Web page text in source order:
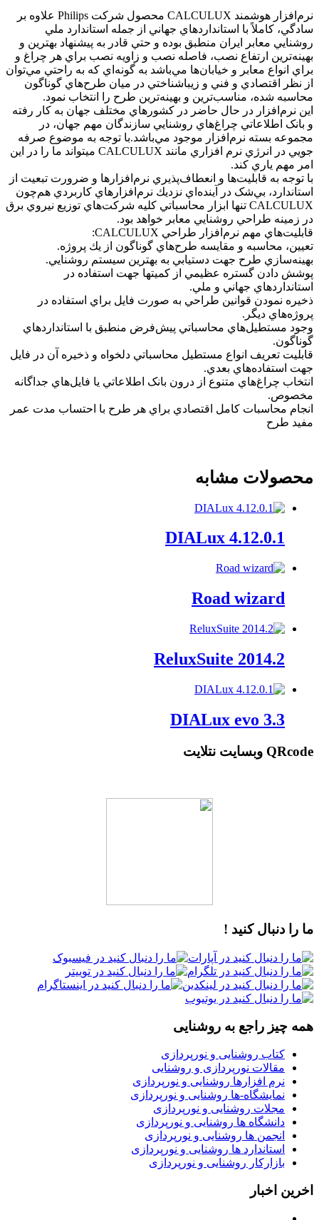
نرم‌افزار هوشمند CALCULUX محصول شرکت Philips علاوه بر
سادگي، کاملاً با استانداردهاي جهاني از جمله استاندارد ملي
روشنايي معابر ايران منطبق بوده و حتي قادر به پيشنهاد بهترين و
بهينه‌ترين ارتفاع نصب، فاصله نصب و زاويه نصب براي هر چراغ و
براي انواع معابر و خيابان‌ها مي‌باشد به گونه‌اي که به راحتي مي‌توان
از نظر اقتصادي و فني و زيباشناختي در ميان طرح‌هاي گوناگون
محاسبه شده، مناسب‌ترين و بهينه‌ترين طرح را انتخاب نمود.
اين نرم‌افزار در حال حاضر در کشورهاي مختلف جهان به کار رفته
و بانک اطلاعاتي چراغ‌هاي روشنايي سازندگان مهم جهان، در
مجموعه بسته نرم‌افزار موجود مي‌باشد.با توجه به موضوع صرفه
جويي در انرژي نرم افزاري مانند CALCULUX ميتواند ما را در اين
امر مهم ياري كند.
با توجه به قابليت‌ها و انعطاف‌پذيري نرم‌افزارها و ضرورت تبعيت از
استاندارد، بي‌شک در آينده‌اي نزديك نرم‌افزارهاي کاربردي هم‌چون
CALCULUX تنها ابزار محاسباتي كليه شرکت‌هاي توزيع نيروي برق
در زمينه طراحي روشنايي معابر خواهد بود.
قابليت‌هاي مهم نرم‌افزار طراحي CALCULUX:
تعيين، محاسبه و مقايسه طرح‌هاي گوناگون از يك پروژه.
بهينه‌سازي طرح جهت دستيابي به بهترين سيستم روشنايي.
پوشش دادن گستره عظيمي از کميتها جهت استفاده در
استانداردهاي جهاني و ملي.
ذخيره نمودن قوانين طراحي به صورت فايل براي استفاده در
پروژه‌هاي ديگر.
وجود مستطيل‌هاي محاسباتي پيش‌فرض منطبق با استانداردهاي
گوناگون.
قابليت تعريف انواع مستطيل محاسباتي دلخواه و ذخيره آن در فايل
جهت استفاده‌هاي بعدي.
انتخاب چراغ‌هاي متنوع از درون بانک اطلاعاتي يا فايل‌هاي جداگانه
مخصوص.
انجام محاسبات كامل اقتصادي براي هر طرح با احتساب مدت عمر
مفيد طرح
محصولات مشابه
DIALux 4.12.0.1
Road wizard
ReluxSuite 2014.2
DIALux evo 3.3
QRcode وبسایت نتلایت
ما را دنبال کنید !
همه چیز راجع به روشنایی
کتاب روشنایی و نورپردازی
مقالات نورپردازی و روشنایی
نرم افزارها روشنایی و نورپردازی
نمایشگاه-ها روشنایی و نورپردازی
مجلات روشنایی و نورپردازی
دانشگاه ها روشنایی و نورپردازی
انجمن ها روشنایی و نورپردازی
استاندارد ها روشنایی و نورپردازی
بازارکار روشنایی و نورپردازی
اخرین اخبار